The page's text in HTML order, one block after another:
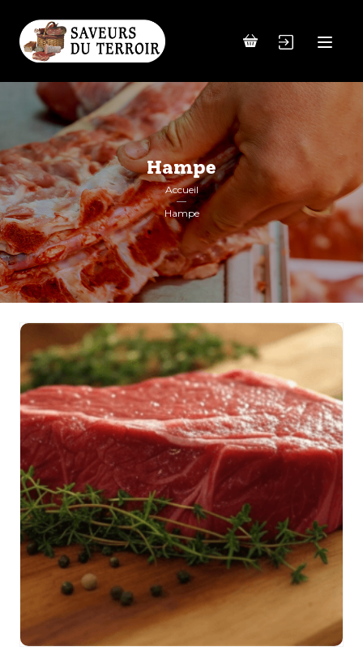
Hampe
Accueil
Hampe